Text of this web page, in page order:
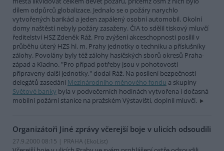
dílem odpůrců globalizace. Jednalo se o požáry narychlo
vytvořených barikád a jeden zapálený osobní automobil. Okolní
domy naštěstí nebyly požáry zasaženy. ČIA to sdělil tiskový mluvčí
ředitelství HSZ Zdeněk Ráž. Pro zvýšení akceschopnosti posílil v
průběhu úterý HZS hl. m. Prahy jednotky o techniku a příslušníky
zálohy. Povolány byly též zálohy hasičských sborů okresů Praha-
západ a Kladno. "Pro případ potřeby jsou v pohotovosti
připraveny další jednotky," dodal Ráž. Na posílení bezpečnosti
delegátů zasedání Mezinárodního měnového fondu a skupiny
Světové banky byla v podvečerních hodinách vytvořena i dočasná
mobilní požární stanice na pražském Výstavišti, doplnil mluvčí.
Organizátoři Jiné zprávy včerejší boje v ulicích odsoudili
27.9.2000 08:15 | PRAHA (EkoList)